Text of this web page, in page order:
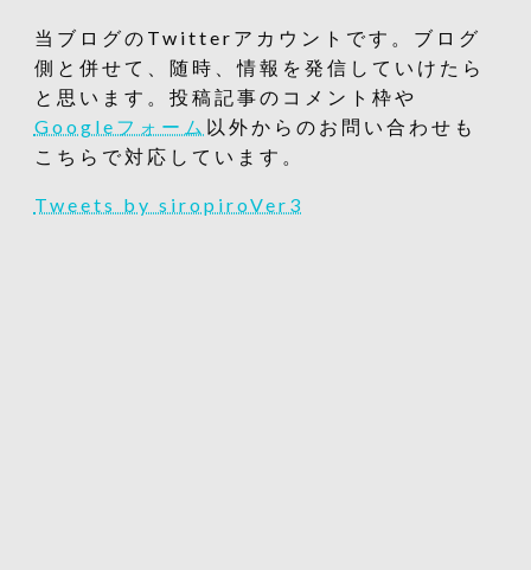
当ブログのTwitterアカウントです。ブログ
側と併せて、随時、情報を発信していけたら
と思います。投稿記事のコメント枠や
Googleフォーム 以外からのお問い合わせも
こちらで対応しています。
Tweets by siropiroVer3